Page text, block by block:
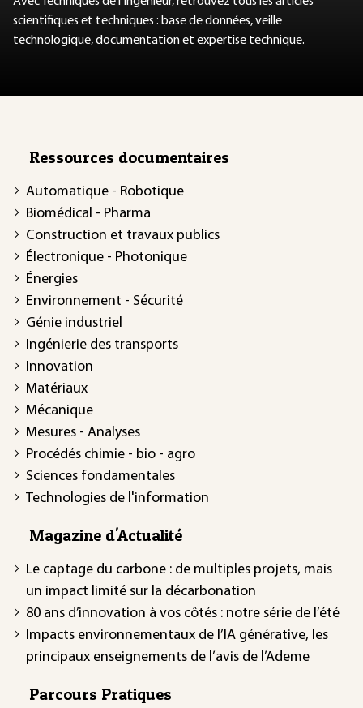
scientifiques et techniques : base de données, veille
technologique, documentation et expertise technique.
Ressources documentaires
Automatique - Robotique
Biomédical - Pharma
Construction et travaux publics
Électronique - Photonique
Énergies
Environnement - Sécurité
Génie industriel
Ingénierie des transports
Innovation
Matériaux
Mécanique
Mesures - Analyses
Procédés chimie - bio - agro
Sciences fondamentales
Technologies de l'information
Magazine d'Actualité
Le captage du carbone : de multiples projets, mais
un impact limité sur la décarbonation
80 ans d’innovation à vos côtés : notre série de l’été
Impacts environnementaux de l’IA générative, les
principaux enseignements de l’avis de l’Ademe
Parcours Pratiques